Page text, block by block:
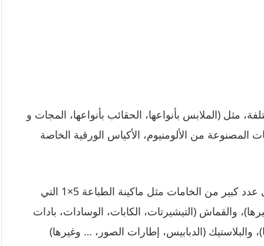
مثل (الملابس بأنواعها، الحقائب بأنواعها، المجات و
المصنوعة من الألومنيوم، الأكياس الورقية الخاصة
هذا وننصحك بشراء ماكينة طباعة تقوم بالطباعة على عدد كبير من الخامات مثل ماكينة الطباعة 5×1 التي
والقماش (التيشيرتات، الكابات، الوسادات، بادات
والبلاستيك (الدبابيس، إطارات الصور، … وغيرها)